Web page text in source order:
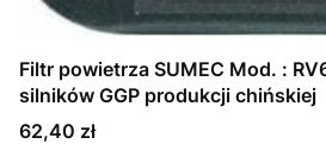
Filtr powietrza SUMEC Mod. :
silników GGP produkcji chińskiej
Cena
62,40 zł